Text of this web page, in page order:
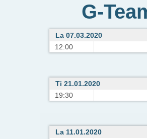
G-
La 07.03.2020
12:00
Ti 21.01.2020
19:30
La 11.01.2020